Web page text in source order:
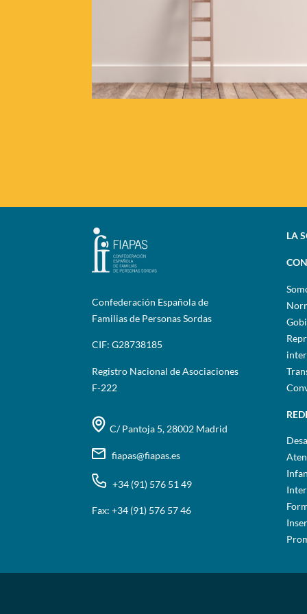
Confederación Española de
Familias de Personas Sordas
CIF: G28738185
Registro Nacional de Asociaciones
F-222
C/ Pantoja 5, 28002 Madrid
fiapas@fiapas.es
+34 (91) 576 51 49
Fax: +34 (91) 576 57 46
LA